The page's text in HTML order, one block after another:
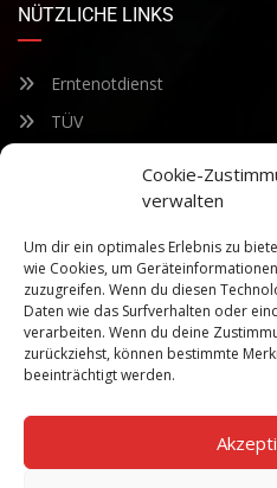
Cookie-
verwalten
Um dir ein optimales Erlebnis zu
wie Cookies, um
zuzugreifen. Wenn du diesen
Daten wie das Surfverhalten oder
verarbeiten. Wenn du deine
zurückziehst, können bestimmte
beeinträchtigt werden.
NÜTZLICHE LINKS
Erntenotdienst
TÜV
Bleiben Sie auf dem Laufenden
weiterentwickelnden
Geben Sie Ihre E-Mail-Adresse
Newsletter.